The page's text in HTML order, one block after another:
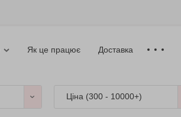
Як це працює Доставка
Ціна (300 - 10000+)